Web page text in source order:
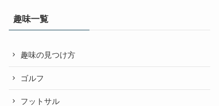
趣味一覧
趣味の見つけ方
ゴルフ
フットサル